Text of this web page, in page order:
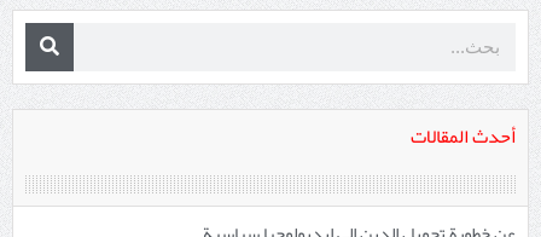
أحدث المقالات